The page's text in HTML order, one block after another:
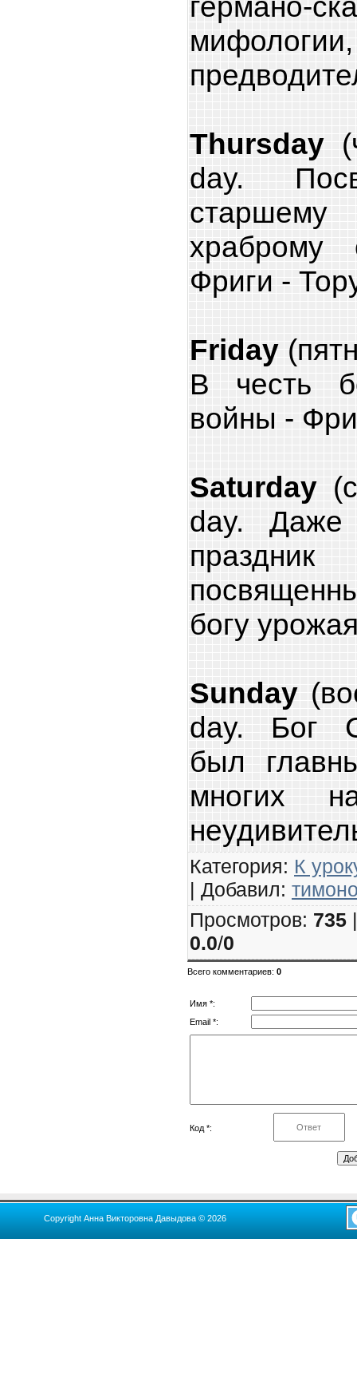
Thursday
day.
Фриги -
Friday
В честь
войны -
Saturday
day.
богу
Sunday
day. Бог
был
многих
Категория: К
| Добавил:
Просмотров: 735
0.0/0
Всего комментариев: 0
Имя *:
Email *:
Код *:
Copyright Анна Викторовна Давыдова © 2026